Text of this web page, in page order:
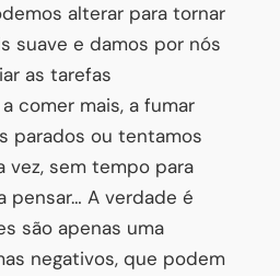
alterar para tornar
suave e damos por nós
as tarefas
comer mais, a fumar
parados ou tentamos
vez, sem tempo para
pensar… A verdade é
são apenas uma
negativos, que podem